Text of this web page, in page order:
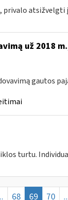
privalo atsižvelgti
už 2018
gautos
turtu.
68 69 70